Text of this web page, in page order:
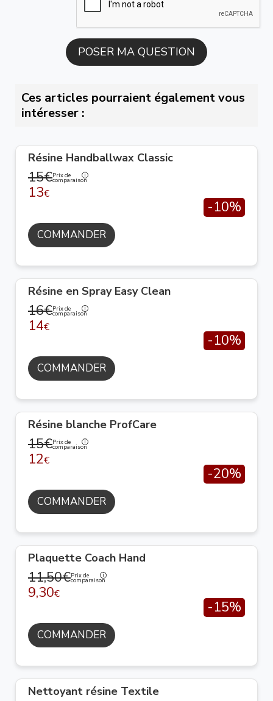
Ces articles pourraient également vous
intéresser :
Résine Handballwax Classic
15€Prix de
comparaison
13€
-10%
COMMANDER
Résine en Spray Easy Clean
16€Prix de
comparaison
14€
-10%
COMMANDER
Résine blanche ProfCare
15€Prix de
comparaison
12€
-20%
COMMANDER
Plaquette Coach Hand
11,50€Prix de
comparaison
9,30€
-15%
COMMANDER
Nettoyant résine Textile